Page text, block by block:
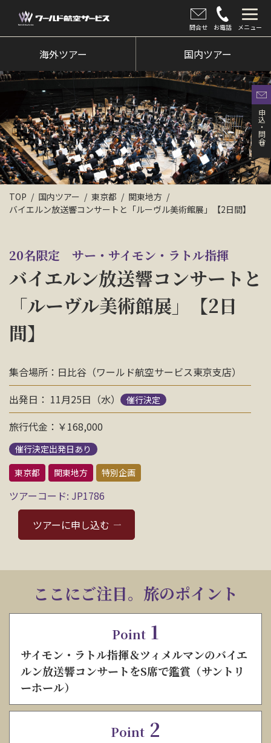
問合せ お電話 メニュー
海外ツアー
国内ツアー
クルーズツアー
ツアー催行状況
旅のひろば
イベント
新着情報
お問い合わせ
電話にてお問い合わせ
海外ツアー 国内ツアー
TOP 国内ツアー 東京都
関東地方
バイエルン放送響コンサートと「ルーヴル美術館展」【2日間】
20名限定 サー・サイモン・ラトル指揮
バイエルン放送響コンサートと
「ルーヴル美術館展」【2日
間】
集合場所：日比谷（ワールド航空サービス東京支店）
出発日： 11月25日（水）
催行決定
旅行代金：￥168,000
催行決定出発日あり
東京都
関東地方 特別企画
ツアーコード: JP1786
ツアーに申し込む
ここにご注目。旅のポイント
Point 1
サイモン・ラトル指揮＆ツィメルマンのバイエ
ルン放送響コンサートをS席で鑑賞（サントリ
ーホール）
Point 2
申込・問合せ